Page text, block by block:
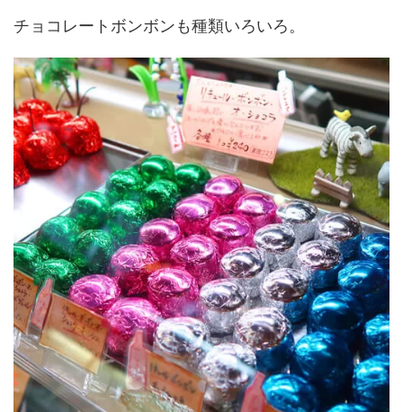
チョコレートボンボンも種類いろいろ。